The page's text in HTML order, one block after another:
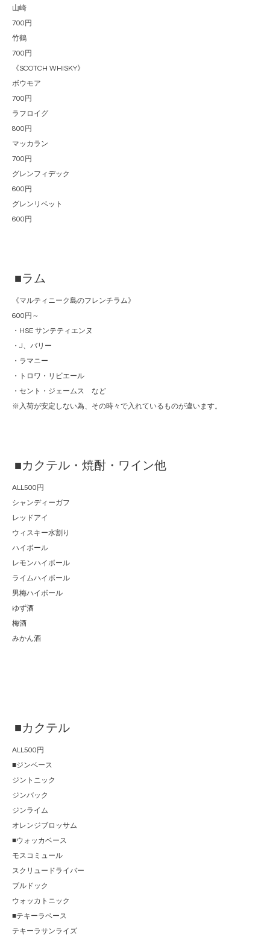
山崎
700円
竹鶴
700円
《SCOTCH WHISKY》
ボウモア
700円
ラフロイグ
800円
マッカラン
700円
グレンフィデック
600円
グレンリベット
600円
■ラム
《マルティニーク島のフレンチラム》
600円～
・HSE サンテティエンヌ
・J、バリー
・ラマニー
・トロワ・リビエール
・セント・ジェームス など
※入荷が安定しない為、その時々で入れているものが違います。
■カクテル・焼酎・ワイン他
ALL500円
シャンディーガフ
レッドアイ
ウィスキー水割り
ハイボール
レモンハイボール
ライムハイボール
男梅ハイボール
ゆず酒
梅酒
みかん酒
■カクテル
ALL500円
■ジンベース
ジントニック
ジンバック
ジンライム
オレンジブロッサム
■ウォッカベース
モスコミュール
スクリュードライバー
ブルドック
ウォッカトニック
■テキーラベース
テキーラサンライズ